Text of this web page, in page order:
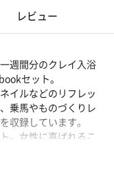
レビュー
週間分のクレイ入浴
セット。
イルなどのリフレッ
乗馬やものづくりレ
収録しています。
。女性に喜ばれるこ